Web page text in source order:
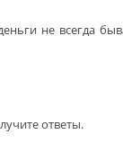
не всегда
ответы.